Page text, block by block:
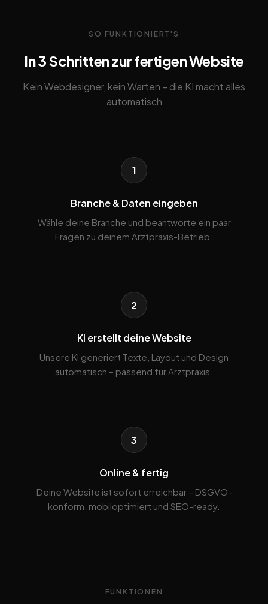
SO FUNKTIONIERT'S
In 3 Schritten zur fertigen Website
Kein Webdesigner, kein Warten – die KI macht alles
automatisch
1
Branche & Daten eingeben
Wähle deine Branche und beantworte ein paar
Fragen zu deinem Arztpraxis-Betrieb.
2
KI erstellt deine Website
Unsere KI generiert Texte, Layout und Design
automatisch – passend für Arztpraxis.
3
Online & fertig
Deine Website ist sofort erreichbar – DSGVO-
konform, mobiloptimiert und SEO-ready.
FUNKTIONEN